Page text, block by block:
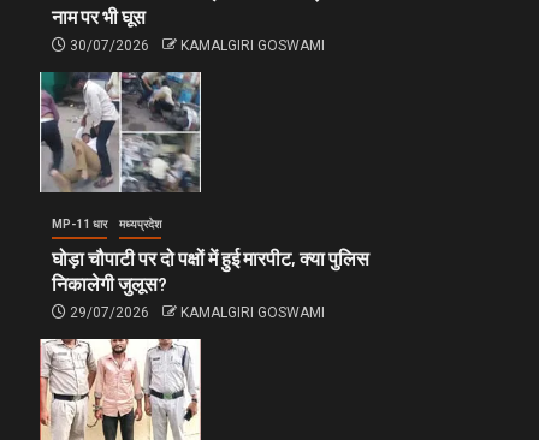
नाम पर भी घूस
30/07/2026 KAMALGIRI GOSWAMI
MP-11 धार मध्यप्रदेश
घोड़ा चौपाटी पर दो पक्षों में हुई मारपीट, क्या पुलिस
निकालेगी जुलूस?
29/07/2026 KAMALGIRI GOSWAMI